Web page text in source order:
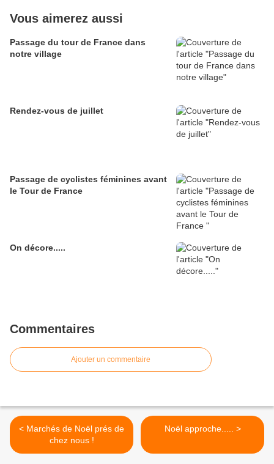
Vous aimerez aussi
Passage du tour de France dans
notre village
Rendez-vous de juillet
Passage de cyclistes féminines avant
le Tour de France
On décore.....
Commentaires
Ajouter un commentaire
< Marchés de Noël prés de
chez nous !
Noël approche..... >